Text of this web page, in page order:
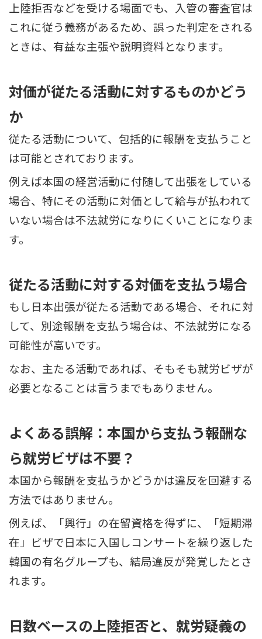
上陸拒否などを受ける場面でも、入管の審査官は
これに従う義務があるため、誤った判定をされる
ときは、有益な主張や説明資料となります。
対価が従たる活動に対するものかどう
か
従たる活動について、包括的に報酬を支払うこと
は可能とされております。
例えば本国の経営活動に付随して出張をしている
場合、特にその活動に対価として給与が払われて
いない場合は不法就労になりにくいことになりま
す。
従たる活動に対する対価を支払う場合
もし日本出張が従たる活動である場合、それに対
して、別途報酬を支払う場合は、不法就労になる
可能性が高いです。
なお、主たる活動であれば、そもそも就労ビザが
必要となることは言うまでもありません。
よくある誤解：本国から支払う報酬な
ら就労ビザは不要？
本国から報酬を支払うかどうかは違反を回避する
方法ではありません。
例えば、「興行」の在留資格を得ずに、「短期滞
在」ビザで日本に入国しコンサートを繰り返した
韓国の有名グループも、結局違反が発覚したとさ
れます。
日数ベースの上陸拒否と、就労疑義の